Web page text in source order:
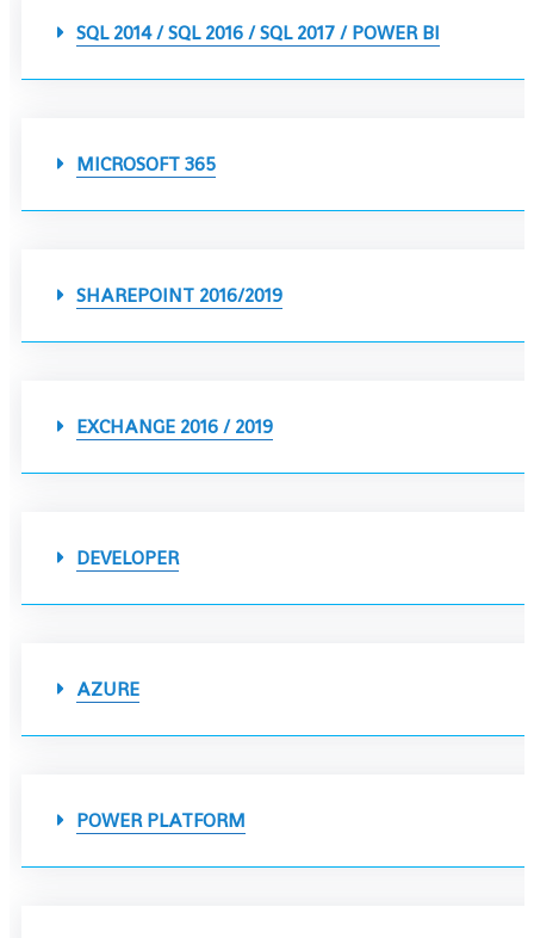
SQL 2014 / SQL 2016 / SQL 2017 / POWER BI
MICROSOFT 365
SHAREPOINT 2016/2019
EXCHANGE 2016 / 2019
DEVELOPER
AZURE
POWER PLATFORM